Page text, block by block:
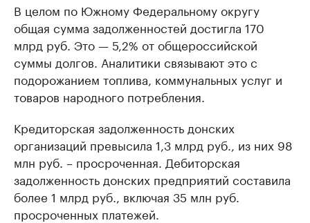
В целом по Южному Федеральному округу
общая сумма задолженностей достигла 170
млрд руб. Это — 5,2% от общероссийской
суммы долгов. Аналитики связывают это с
подорожанием топлива, коммунальных услуг и
товаров народного потребления.
Кредиторская задолженность донских
организаций превысила 1,3 млрд руб., из них 98
млн руб. – просроченная. Дебиторская
задолженность донских предприятий составила
более 1 млрд руб., включая 35 млн руб.
просроченных платежей.